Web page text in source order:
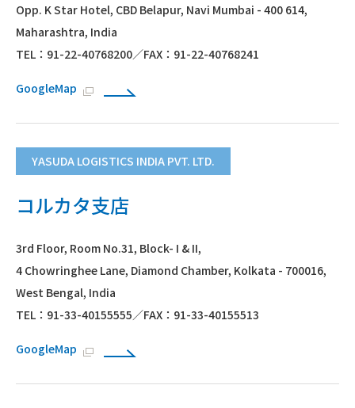
Opp. K Star Hotel, CBD Belapur, Navi Mumbai - 400 614,
Maharashtra, India
TEL：91-22-40768200／FAX：91-22-40768241
GoogleMap
YASUDA LOGISTICS INDIA PVT. LTD.
コルカタ支店
3rd Floor, Room No.31, Block- I & II,
4 Chowringhee Lane, Diamond Chamber, Kolkata - 700016,
West Bengal, India
TEL：91-33-40155555／FAX：91-33-40155513
GoogleMap